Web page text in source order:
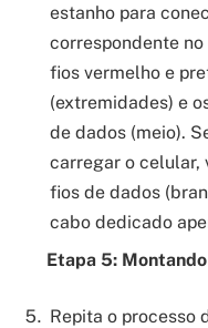
estanho para
correspondente
fios vermelho e
(extremidades) e
de dados (meio).
carregar o celular,
fios de dados
cabo dedicado
Etapa 5:
Repita o processo